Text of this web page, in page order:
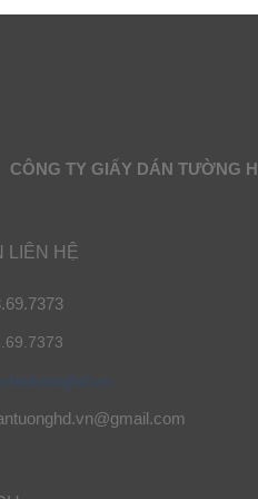
CÔNG TY GIẤY DÁN TƯỜNG
LIÊN HỆ